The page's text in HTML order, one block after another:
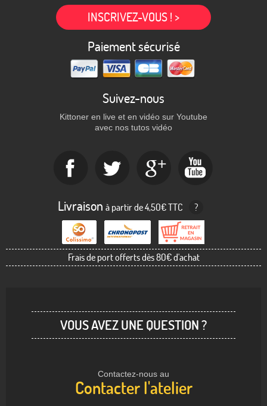
INSCRIVEZ-VOUS ! >
Paiement sécurisé
Suivez-nous
Kittoner en live et en vidéo sur Youtube
avec nos tutos vidéo
Livraison à partir de 4,50€ TTC ?
Frais de port offerts dès 80€ d'achat
VOUS AVEZ UNE QUESTION ?
Contactez-nous au
Contacter l'atelier